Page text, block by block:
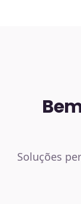
Soluções